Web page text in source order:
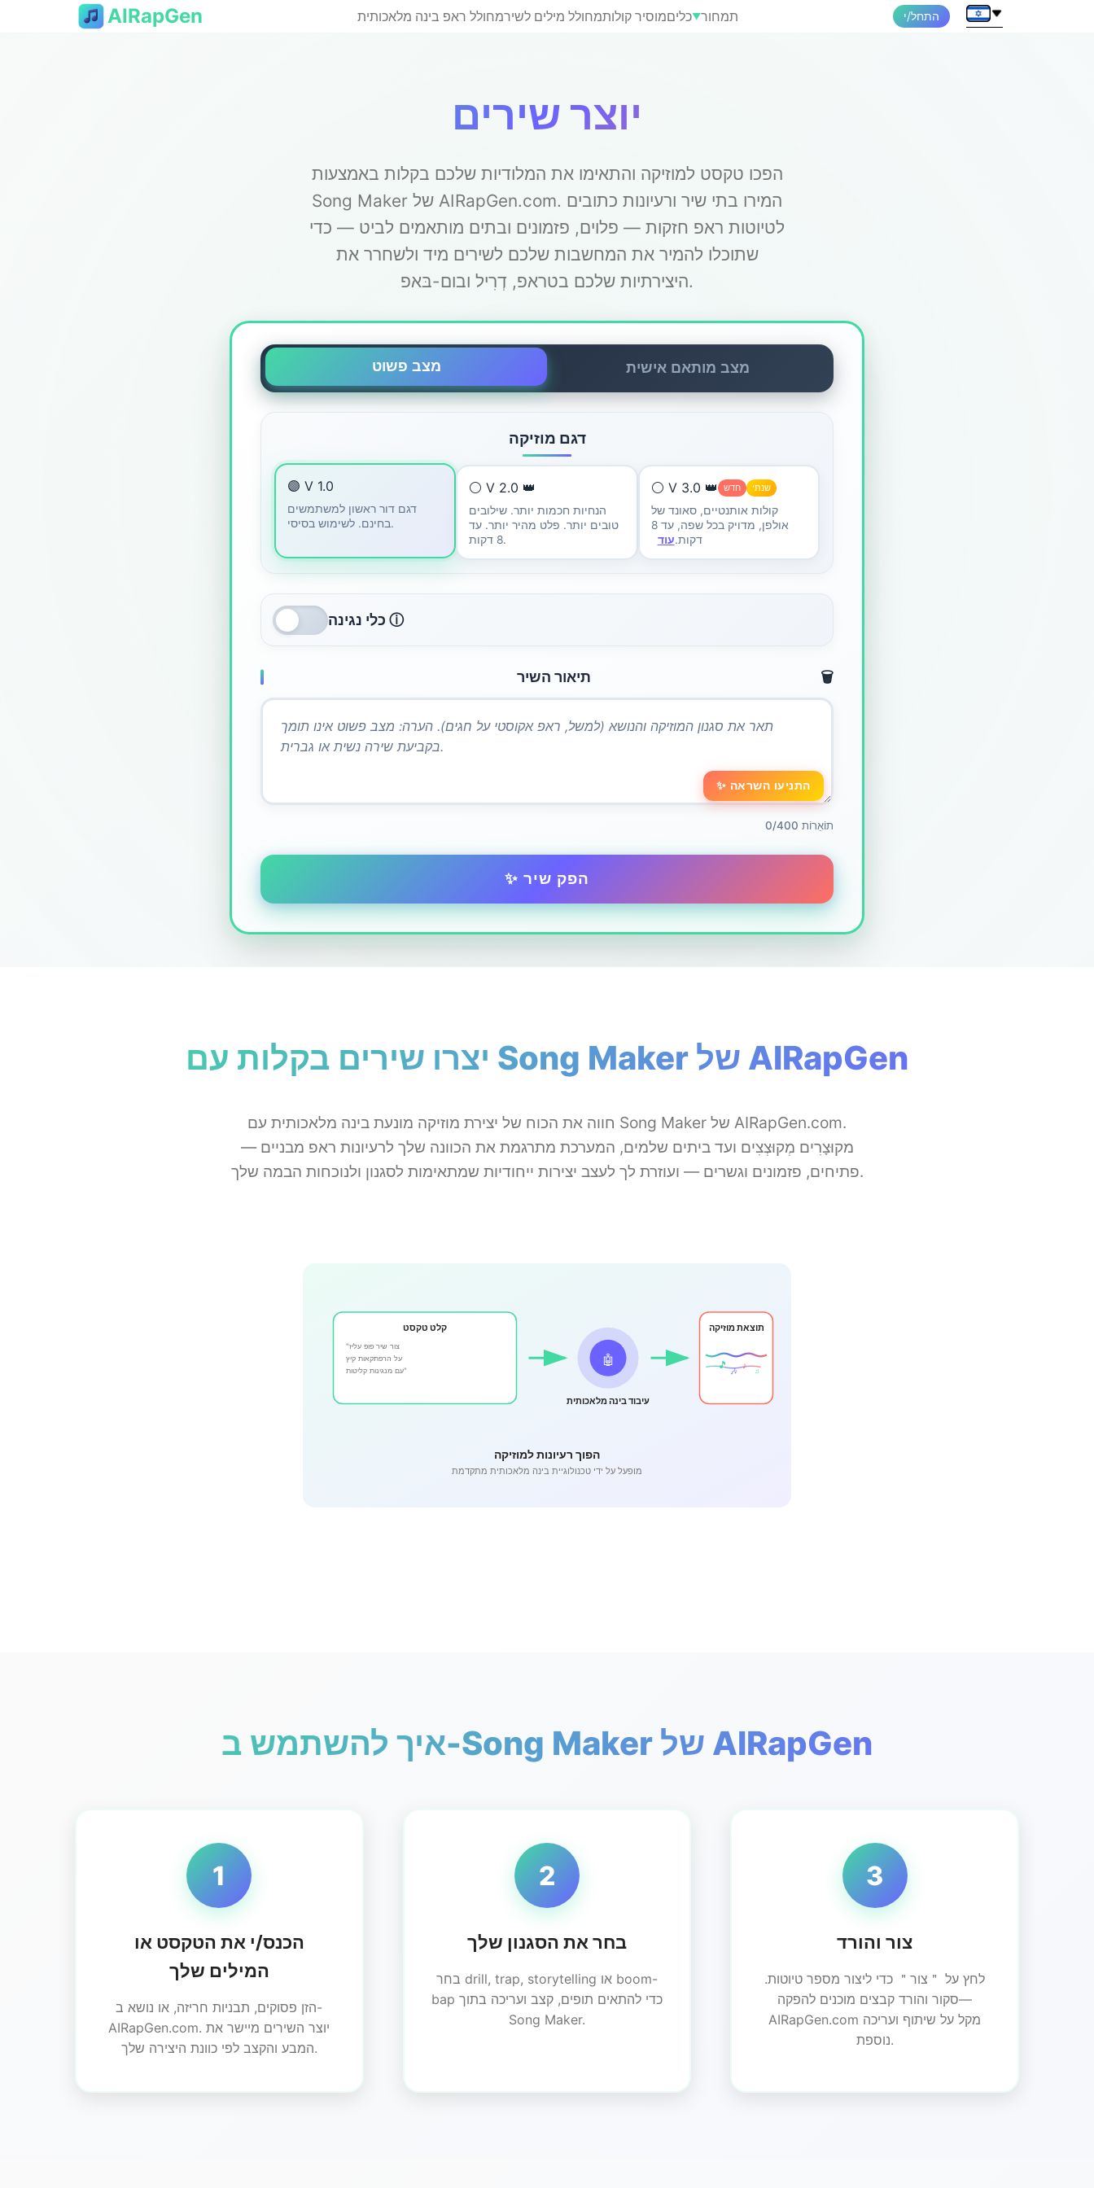
AIRapGen מחולל ראפ בינה מלאכותיתמחולל מילים לשירמוסיר קולותכלים▼תמחור התחל/י
יוצר שירים
הפכו טקסט למוזיקה והתאימו את המלודיות שלכם בקלות באמצעות
Song Maker של AIRapGen.com. המירו בתי שיר ורעיונות כתובים
לטיוטות ראפ חזקות — פלוים, פזמונים ובתים מותאמים לביט — כדי
שתוכלו להמיר את המחשבות שלכם לשירים מיד ולשחרר את
היצירתיות שלכם בטראפ, דְרִיל ובום-בּאפ.
מצב פשוט מצב מותאם אישית
דגם מוזיקה
🟣 V 1.0
דגם דור ראשון למשתמשים
בחינם. לשימוש בסיסי.
⚪ V 2.0 👑
הנחיות חכמות יותר. שילובים
טובים יותר. פלט מהיר יותר. עד
8 דקות.
⚪ V 3.0 👑 חדש שנתי
קולות אותנטיים, סאונד של
אולפן, מדויק בכל שפה, עד 8
דקות.עוד
כלי נגינה ⓘ
תיאור השיר 🗑️
✨ התניעו השראה
0/400 תוֹאֵרוֹת
✨ הפק שיר
יצרו שירים בקלות עם Song Maker של AIRapGen
חווה את הכוח של יצירת מוזיקה מונעת בינה מלאכותית עם Song Maker של AIRapGen.com.
מקוּצָרִים מְקוּצְצִים ועד ביתים שלמים, המערכת מתרגמת את הכוונה שלך לרעיונות ראפ מבניים —
פתיחים, פזמונים וגשרים — ועוזרת לך לעצב יצירות ייחודיות שמתאימות לסגנון ולנוכחות הבמה שלך.
קלט טקסט
"צור שיר פופ עליז
על הרפתקאות קיץ
עם מנגינות קליטות"
🤖
עיבוד בינה מלאכותית
תוצאת מוזיקה
🎵
🎶
♪
♫
הפוך רעיונות למוזיקה
מופעל על ידי טכנולוגיית בינה מלאכותית מתקדמת
איך להשתמש ב-Song Maker של AIRapGen
1
הכנס/י את הטקסט או
המילים שלך
הזן פסוקים, תבניות חריזה, או נושא ב-
AIRapGen.com. יוצר השירים מיישר את
המבע והקצב לפי כוונת היצירה שלך.
2
בחר את הסגנון שלך
בחר drill, trap, storytelling או boom-
bap כדי להתאים תופים, קצב ועריכה בתוך
Song Maker.
3
צור והורד
לחץ על ＂צור＂ כדי ליצור מספר טיוטות.
סקור והורד קבצים מוכנים להפקה—
AIRapGen.com מקל על שיתוף ועריכה
נוספת.